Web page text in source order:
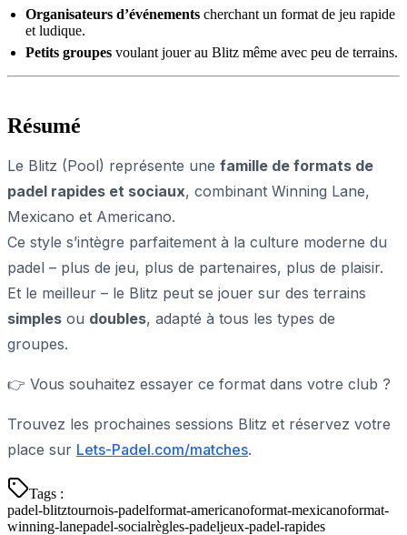
Organisateurs d’événements cherchant un format de jeu rapide
et ludique.
Petits groupes voulant jouer au Blitz même avec peu de terrains.
Résumé
Le Blitz (Pool) représente une famille de formats de
padel rapides et sociaux, combinant Winning Lane,
Mexicano et Americano.
Ce style s’intègre parfaitement à la culture moderne du
padel – plus de jeu, plus de partenaires, plus de plaisir.
Et le meilleur – le Blitz peut se jouer sur des terrains
simples ou doubles, adapté à tous les types de
groupes.
👉 Vous souhaitez essayer ce format dans votre club ?
Trouvez les prochaines sessions Blitz et réservez votre
place sur Lets-Padel.com/matches.
Tags :
padel-blitztournois-padelformat-americanoformat-mexicanoformat-
winning-lanepadel-socialrègles-padeljeux-padel-rapides